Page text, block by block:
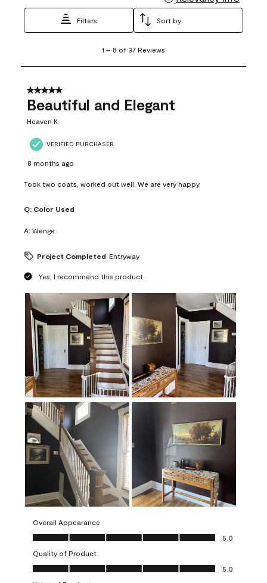
Filters Sort by
8
37
Reviews
1 – 8 of 37 Reviews
5 out of 5 stars.
Beautiful and Elegant
Heaven K
VERIFIED PURCHASER
8 months ago
Took two coats, worked out well. We are very happy.
Q: Color Used
A: Wenge
Project Completed Entryway
Yes, I recommend this product.
Overall Appearance
Overall Appearance, 5.0 out of 5
5.0
Quality of Product
Quality of Product, 5.0 out of 5
5.0